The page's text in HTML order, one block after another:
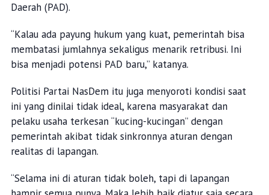
Daerah (PAD).
“Kalau ada payung hukum yang kuat, pemerintah bisa
membatasi jumlahnya sekaligus menarik retribusi. Ini
bisa menjadi potensi PAD baru,” katanya.
Politisi Partai NasDem itu juga menyoroti kondisi saat
ini yang dinilai tidak ideal, karena masyarakat dan
pelaku usaha terkesan “kucing-kucingan” dengan
pemerintah akibat tidak sinkronnya aturan dengan
realitas di lapangan.
“Selama ini di aturan tidak boleh, tapi di lapangan